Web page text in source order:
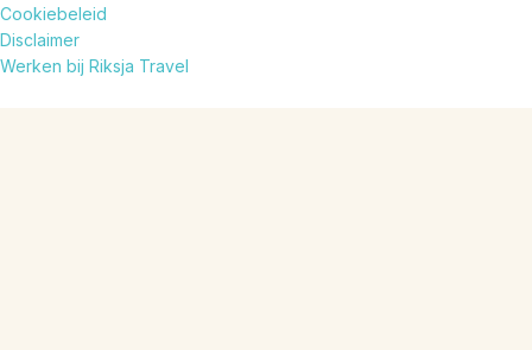
Cookiebeleid
Disclaimer
Werken bij Riksja Travel